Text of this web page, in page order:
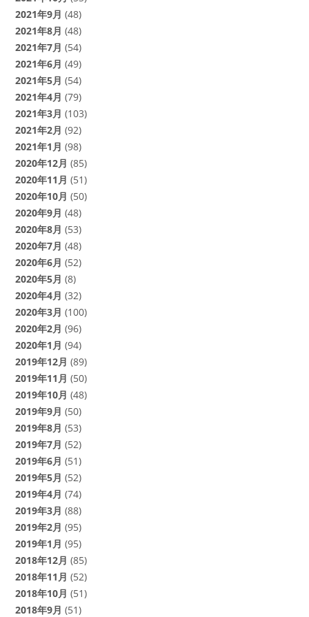
2021年9月 (48)
2021年8月 (48)
2021年7月 (54)
2021年6月 (49)
2021年5月 (54)
2021年4月 (79)
2021年3月 (103)
2021年2月 (92)
2021年1月 (98)
2020年12月 (85)
2020年11月 (51)
2020年10月 (50)
2020年9月 (48)
2020年8月 (53)
2020年7月 (48)
2020年6月 (52)
2020年5月 (8)
2020年4月 (32)
2020年3月 (100)
2020年2月 (96)
2020年1月 (94)
2019年12月 (89)
2019年11月 (50)
2019年10月 (48)
2019年9月 (50)
2019年8月 (53)
2019年7月 (52)
2019年6月 (51)
2019年5月 (52)
2019年4月 (74)
2019年3月 (88)
2019年2月 (95)
2019年1月 (95)
2018年12月 (85)
2018年11月 (52)
2018年10月 (51)
2018年9月 (51)